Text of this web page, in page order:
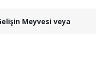
Meyvesi veya